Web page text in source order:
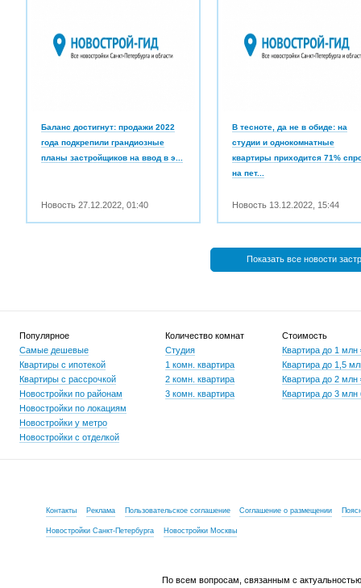
Баланс достигнут: продажи 2022
года подкрепили грандиозные
планы застройщиков на ввод в э...
Новость27.12.2022 ,01:40
В тесноте, да не в обиде: на
студии и однокомнатные
квартиры приходится 71%
на пет...
Новость 13.12.2022 15:44
Показать все новости
Популярное
Самые дешевые
Квартиры с ипотекой
Квартиры с рассрочкой
Новостройки по районам
Новостройки по локациям
Новостройки у метро
Новостройки с отделкой
Количество комнат
Студия
1 комн. квартира
2 комн. квартира
3 комн. квартира
Стоимость
Квартира до 1 млн
Квартира до 1,5
Квартира до 2 млн
Квартира до 3 млн
Контакты Реклама Пользовательское соглашение Соглашение о размещении
Новостройки Санкт-Петербурга Новостройки Москвы
По всем вопросам, связанным с